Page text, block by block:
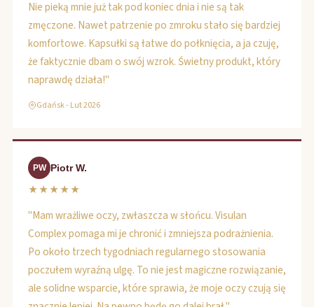
Nie pieką mnie już tak pod koniec dnia i nie są tak
zmęczone. Nawet patrzenie po zmroku stało się bardziej
komfortowe. Kapsułki są łatwe do połknięcia, a ja czuję,
że faktycznie dbam o swój wzrok. Świetny produkt, który
naprawdę działa!"
Gdańsk - Lut 2026
PW Piotr W.
★★★★★
"Mam wrażliwe oczy, zwłaszcza w słońcu. Visulan
Complex pomaga mi je chronić i zmniejsza podrażnienia.
Po około trzech tygodniach regularnego stosowania
poczułem wyraźną ulgę. To nie jest magiczne rozwiązanie,
ale solidne wsparcie, które sprawia, że moje oczy czują się